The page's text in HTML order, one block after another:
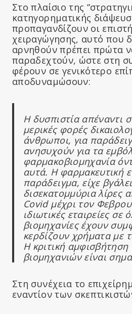
Στο πλαίσιο της
κατηγορηματικής
προπαγανδίζουν οι
χειραγώγησης, αυτό που
αρνηθούν πρέπει πρώτα
παραδεχτούν, ώστε στη
φέρουν σε γενικότερο
αποδυναμώσουν:
Η δυσπιστία απέναντι
μερικές φορές
άνθρωποι, για
ανησυχούν για τα
φαρμακοβιομηχανία
αυτά. Η φαρμακευτική
παράδειγμα, είχε
δισεκατομμύρια λίρες
Covid μέχρι τον
ιδιωτικές εταιρείες σε
βιομηχανίες έχουν
κερδίζουν χρήματα με
Η κριτική
βιομηχανιών είναι
Στη συνέχεια το
εναντίον των